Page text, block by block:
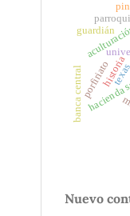
historia
guardián
banca centralporfiriatotexas
Nuevo